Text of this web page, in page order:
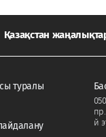
Қазақстан
туралы
й